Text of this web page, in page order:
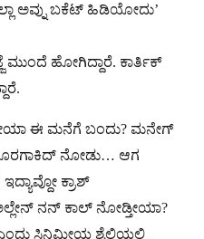
ಅವ್ನು ಬಕೆಟ್ ಹಿಡಿಯೋದು’
ಮುಂದೆ ಹೋಗಿದ್ದಾರೆ. ಕಾರ್ತಿಕ್
ಈ ಮನೆಗೆ ಬಂದು? ಮನೇಗ್
ನೋಡು… ಆಗ
ಕ್ರಾಶ್
ನನ್ ಕಾಲ್ ನೋಡ್ತೀಯಾ?
ಸಿನಿಮೀಯ ಶೈಲಿಯಲ್ಲಿ